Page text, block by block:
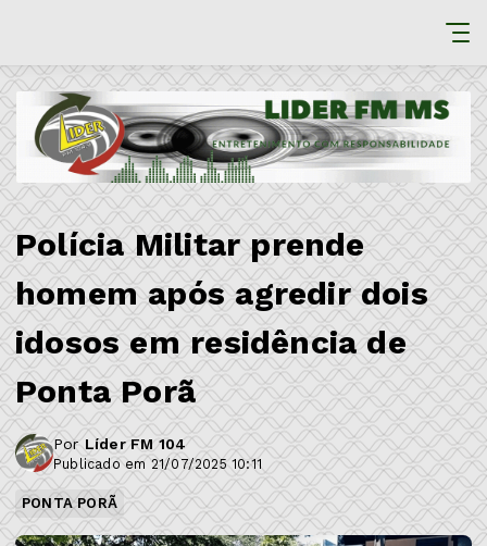
Polícia Militar prende
homem após agredir dois
idosos em residência de
Ponta Porã
PorLíder FM 104
Publicado em 21/07/2025 10:11
PONTA PORÃ